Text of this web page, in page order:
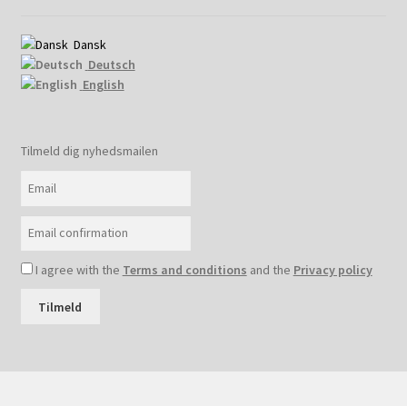
Dansk
Deutsch
English
Tilmeld dig nyhedsmailen
I agree with the Terms and conditions and the Privacy policy
Tilmeld